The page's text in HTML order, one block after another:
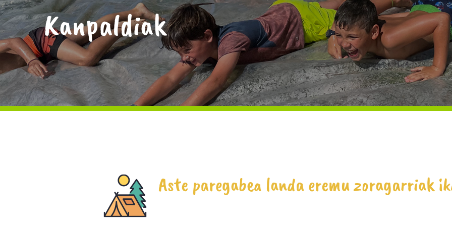
Haritz Berri Ilundain Fundazioarilotutako
Ingurumen Hezkuntzako ekipamendua,
Nafarroako Rural Kutxarenbabesarekin.
Kanpaldiak
Aste paregabea landa eremu zoragarriak